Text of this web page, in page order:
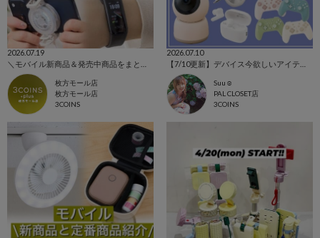
2026.07.19
枚方モール店
枚方モール店
3COINS
2026.07.10
Suu☺︎
PAL CLOSET店
3COINS